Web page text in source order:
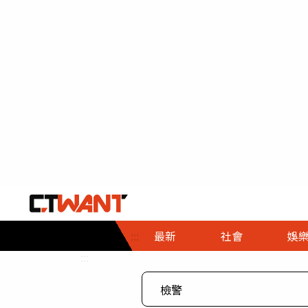
::: 最新 社會
社會首頁
時事
娛樂
娛樂首頁
即時
專題
財經首頁
熱線
３Ｃ
政